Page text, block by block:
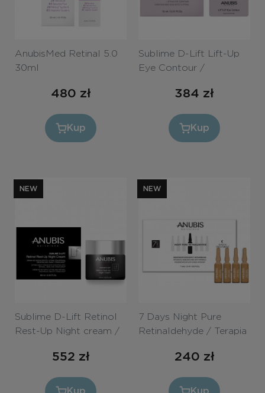
AnubisMed Retinal 5.0
30ml
480 zł
Kup
Sublime D-Lift Lift-Up
Eye Contour /
oczy z retinalem i
384 zł
Kup
NEW
Sublime D-Lift Retinol
Rest-Up Night cream /
z retinolem i DMAE
552 zł
NEW
7 Days Night Pure
Retinaldehyde / Terapia
retinalem na noc
240 zł